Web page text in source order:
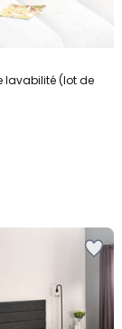
lavabilité (lot de